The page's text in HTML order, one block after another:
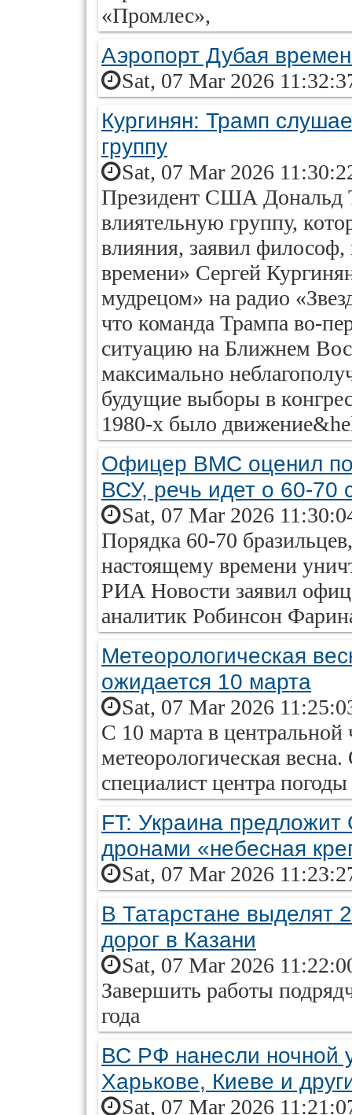
«Промлес»,
Аэропорт Дубая
Sat, 07 Mar 2026
Кургинян: Трамп
группу
Sat, 07 Mar 2026
Президент США Дональд
влиятельную группу,
влияния, заявил
времени» Сергей
мудрецом» на радио
что команда Трампа во-
ситуацию на Ближнем
максимально
будущие выборы в
1980-х было
Офицер ВМС оценил
ВСУ, речь идет о 60-70
Sat, 07 Mar 2026
Порядка 60-70
настоящему времени
РИА Новости заявил
аналитик Робинсон
Метеорологическая
ожидается 10 марта
Sat, 07 Mar 2026
С 10 марта в центральной
метеорологическая
специалист центра
FT: Украина
дронами «небесная
Sat, 07 Mar 2026
В Татарстане выделят
дорог в Казани
Sat, 07 Mar 2026
Завершить работы
года
ВС РФ нанесли ночной
Харькове, Киеве и
Sat, 07 Mar 2026